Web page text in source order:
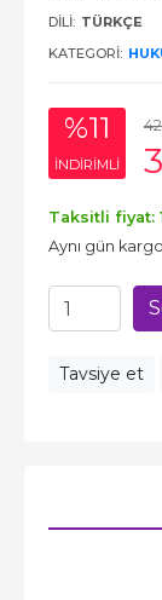
DILI: TÜRKÇE
KATEGORI:
%11
INDIRIMLI
Taksitli fiyat:
Aynı gün kargo
Tavsiye et